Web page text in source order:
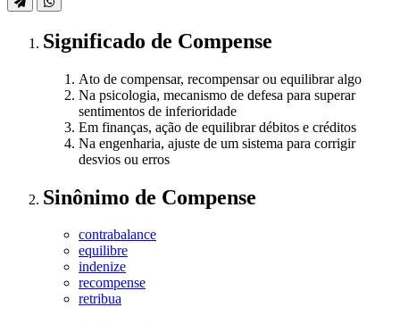
Significado de Compense
Ato de compensar, recompensar ou equilibrar algo
Na psicologia, mecanismo de defesa para superar
sentimentos de inferioridade
Em finanças, ação de equilibrar débitos e créditos
Na engenharia, ajuste de um sistema para corrigir
desvios ou erros
Sinônimo de Compense
contrabalance
equilibre
indenize
recompense
retribua